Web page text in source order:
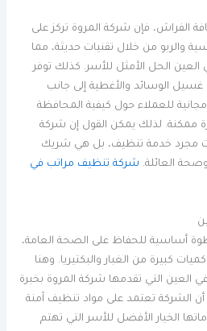
الفراش، فإن شركة المروة تركز على
والربو من خلال تقنيات حديثة، مما
الحل الأمثل للأسر. كذلك توفر
الوسائد والأغطية إلى جانب
للعملاء حول كيفية المحافظة
ممكنة. لذلك يمكن القول إن شركة
مجرد خدمة تنظيف، بل هي شريك
العائلة. شركة تنظيف مراتب في
أساسية للحفاظ على الصحة العامة،
كبيرة من الغبار والبكتيريا. وهنا
العين التي تقدمها شركة المروة بخبرة
الشركة تعتمد على مواد تنظيف آمنة
الخيار الأفضل للأسر التي تهتم